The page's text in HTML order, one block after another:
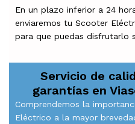
En un plazo inferior a 24
enviaremos tu Scooter
para que puedas disfrutarlo
Servicio de
garantías en
Comprendemos la
Eléctrico a la mayor